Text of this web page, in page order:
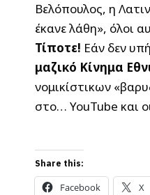
Βελόπουλος, η
έκανε λάθη», όλοι
Τίποτε! Εάν δεν
μαζικό Κίνημα
νομικίστικων
στο… YouTube και
Share this:
Facebook X